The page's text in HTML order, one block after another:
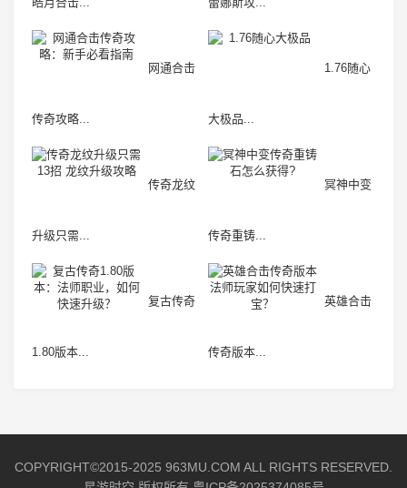
网通合击
传奇攻略...
1.76随心
大极品...
传奇龙纹
升级只需...
冥神中变
传奇重铸...
复古传奇
1.80版本...
英雄合击
传奇版本...
COPYRIGHT©2015-2025 963MU.COM ALL RIGHTS RESERVED.